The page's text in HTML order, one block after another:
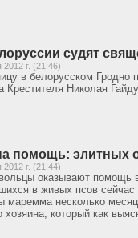
судят
2012 г. (21:46)
в белорусском
Крестителя Николая
помощь: элитных
2012 г. (21:44)
оказывают помощь
в живых псов
маремма несколько
хозяина, который как